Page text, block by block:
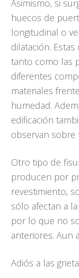
Asimismo, si
huecos de
longitudinal o
dilatación.
tanto como las
diferentes
materiales
humedad.
edificación
observan sobre
Otro tipo de
producen por
revestimiento,
sólo afectan a
por lo que no
anteriores. Aun
Adiós a las